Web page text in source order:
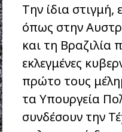
Την ίδια στιγμή,
όπως στην
και τη
εκλεγμένες
πρώτο τους
τα Υπουργεία
συνδέσουν την